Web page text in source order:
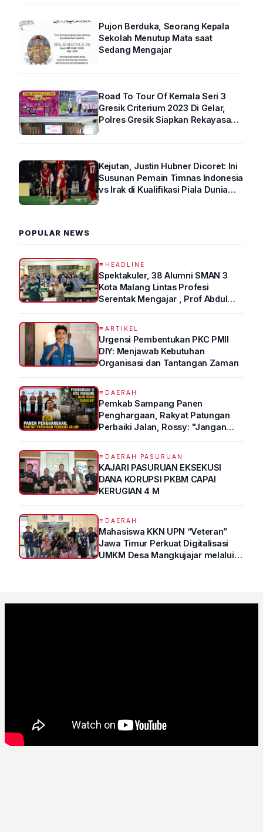
Pujon Berduka, Seorang Kepala
Sekolah Menutup Mata saat
Sedang Mengajar
Road To Tour Of Kemala Seri 3
Gresik Criterium 2023 Di Gelar,
Polres Gresik Siapkan Rekayasa
Kejutan, Justin Hubner Dicoret: Ini
Susunan Pemain Timnas Indonesia
vs Irak di Kualifikasi Piala Dunia
POPULAR NEWS
HEADLINE
Spektakuler, 38 Alumni SMAN 3
Kota Malang Lintas Profesi
Serentak Mengajar , Prof Abdul
ARTIKEL
Urgensi Pembentukan PKC PMII
DIY: Menjawab Kebutuhan
Organisasi dan Tantangan Zaman
DAERAH
Pemkab Sampang Panen
Penghargaan, Rakyat Patungan
Perbaiki Jalan, Rossy: "Jangan
DAERAH PASURUAN
KAJARI PASURUAN EKSEKUSI
DANA KORUPSI PKBM CAPAI
KERUGIAN 4 M
DAERAH
Mahasiswa KKN UPN “Veteran”
Jawa Timur Perkuat Digitalisasi
UMKM Desa Mangkujajar melalui